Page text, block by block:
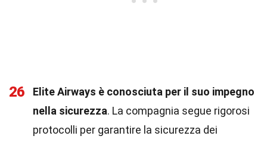
26
Elite Airways è conosciuta per il suo impegno
nella sicurezza. La compagnia segue rigorosi
protocolli per garantire la sicurezza dei